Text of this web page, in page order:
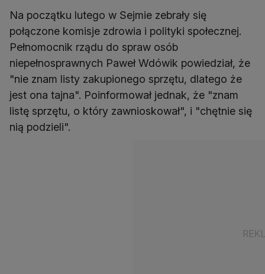
Na początku lutego w Sejmie zebrały się
połączone komisje zdrowia i polityki społecznej.
Pełnomocnik rządu do spraw osób
niepełnosprawnych Paweł Wdówik powiedział, że
"nie znam listy zakupionego sprzętu, dlatego że
jest ona tajna". Poinformował jednak, że "znam
listę sprzętu, o który zawnioskował", i "chętnie się
nią podzieli".